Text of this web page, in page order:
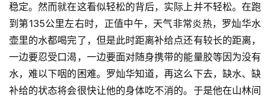
稳定。然而就在这看似轻松的背后，实际上并不轻松。在跑
到第135公里左右时，正值中午，天气非常炎热，罗灿华水
壶里的水都喝完了，但是此时距离补给点还有较长的距离，
一边要忍受口渴，一边要面对随身携带的能量胶等因为没有
水，难以下咽的困难。罗灿华知道，再这么下去，缺水、缺
补给的状态将会很快让他的身体吃不消的。于是他在山林间